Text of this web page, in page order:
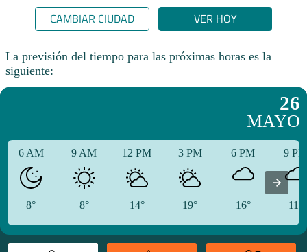
CAMBIAR CIUDAD VER HOY
La previsión del tiempo para las próximas horas es la
siguiente:
26
MAYO
6 AM
8°
9 AM
8°
12 PM
14°
3 PM
19°
6 PM
16°
9
11°